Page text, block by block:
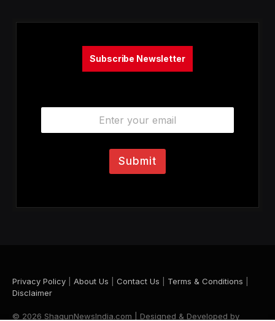
Subscribe Newsletter
E
a
Submit
Privacy Policy About Us Contact Us Terms & Conditions
Disclaimer
© 2026 ShagunNewsIndia.com | Designed & Developed by